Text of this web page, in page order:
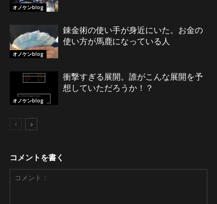
オノケンblog
オノケンblog
錬金術の使い手が身近にいた。お金の
使い方が馬鹿になっている人
オノケンblog
衝撃すぎる展開。誰がこんな展開を予
想していただろうか！？
コメントを書く